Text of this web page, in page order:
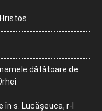
dătătoare de
în s. Lucășeuca, r-l